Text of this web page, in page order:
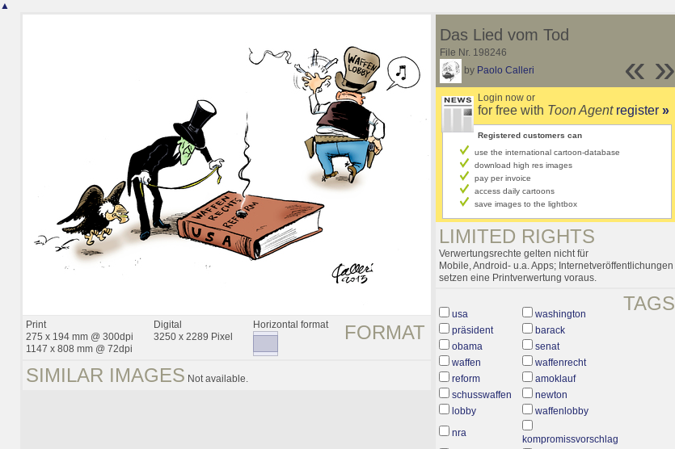
▲
FORMAT
Print
275 x 194 mm @ 300dpi
1147 x 808 mm @ 72dpi
Digital
3250 x 2289 Pixel
Horizontal format
SIMILAR IMAGES Not available.
»
«
Das Lied vom Tod
File Nr. 198246
by Paolo Calleri
Login now or
for free with Toon Agent register »
Registered customers can
use the international cartoon-database
download high res images
pay per invoice
access daily cartoons
save images to the lightbox
LIMITED RIGHTS
Verwertungsrechte gelten nicht für
Mobile, Android- u.a. Apps; Internetveröffentlichungen
setzen eine Printverwertung voraus.
TAGS
usa
washington
präsident
barack
obama
senat
waffen
waffenrecht
reform
amoklauf
schusswaffen
newton
lobby
waffenlobby
nra
kompromissvorschlag